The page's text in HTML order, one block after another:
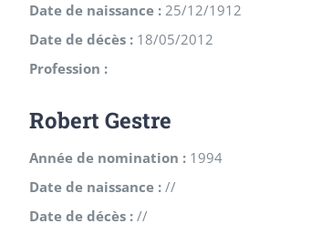
Date de naissance : 25/12/1912
Date de décès : 18/05/2012
Profession :
Robert Gestre
Année de nomination : 1994
Date de naissance : //
Date de décès : //